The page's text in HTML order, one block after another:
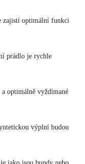
zajistí optimální funkci
prádlo je rychle
optimálně vyždímané
výplní budou